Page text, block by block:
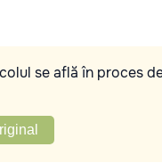
se află în proces